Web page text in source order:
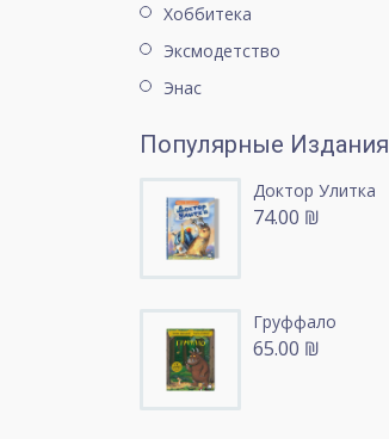
Хоббитека
Эксмодетство
Энас
Популярные Издания
Доктор Улитка
74.00 ₪
Груффало
65.00 ₪